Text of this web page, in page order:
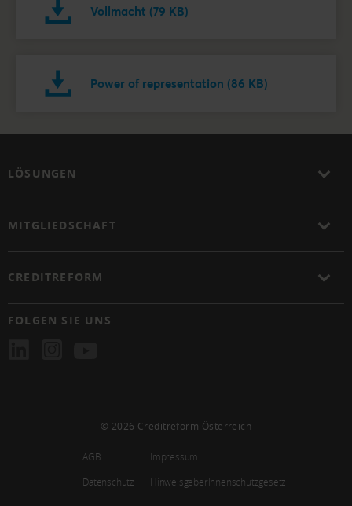
Vollmacht (79 KB)
Power of representation (86 KB)
LÖSUNGEN
MITGLIEDSCHAFT
CREDITREFORM
FOLGEN SIE UNS
© 2026 Creditreform Österreich
AGB
Impressum
Datenschutz
HinweisgeberInnenschutzgesetz